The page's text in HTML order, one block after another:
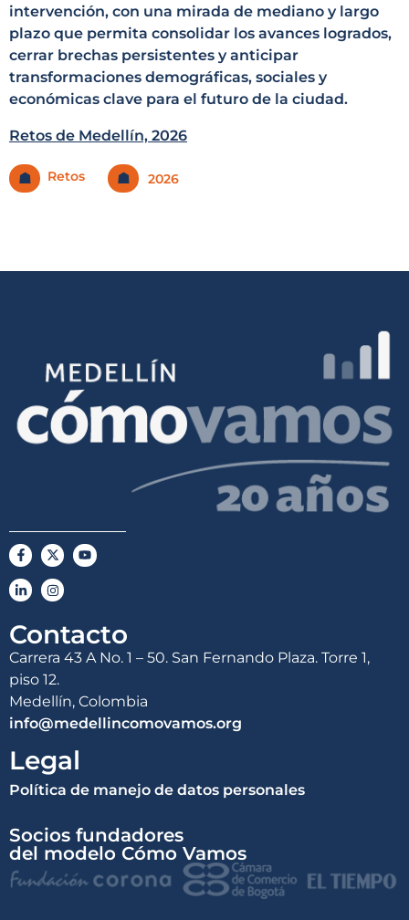
intervención, con una mirada de mediano y largo
plazo que permita consolidar los avances logrados,
cerrar brechas persistentes y anticipar
transformaciones demográficas, sociales y
económicas clave para el futuro de la ciudad.
Retos de Medellín, 2026
☗ Retos ☗ 2026
Contacto
Carrera 43 A No. 1 – 50. San Fernando Plaza. Torre 1,
piso 12.
Medellín, Colombia
info@medellincomovamos.org
Legal
Política de manejo de datos personales
Socios fundadores
del modelo Cómo Vamos